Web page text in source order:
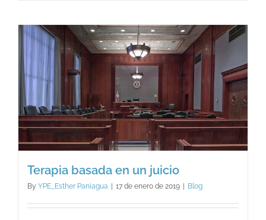
padres.
Terapia basada en un juicio
By YPE_Esther Paniagua 17 de enero de 2019 Blog